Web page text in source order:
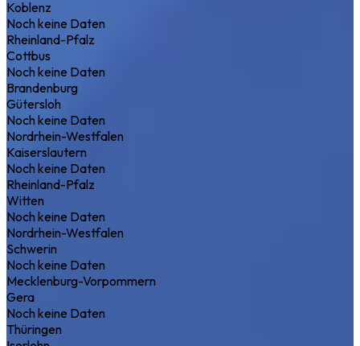
Koblenz
Noch keine Daten
Rheinland-Pfalz
Cottbus
Noch keine Daten
Brandenburg
Gütersloh
Noch keine Daten
Nordrhein-Westfalen
Kaiserslautern
Noch keine Daten
Rheinland-Pfalz
Witten
Noch keine Daten
Nordrhein-Westfalen
Schwerin
Noch keine Daten
Mecklenburg-Vorpommern
Gera
Noch keine Daten
Thüringen